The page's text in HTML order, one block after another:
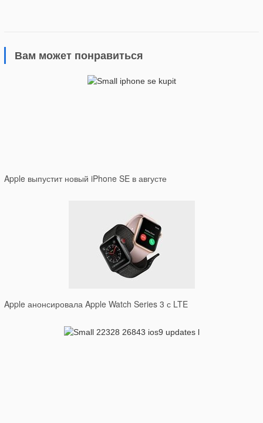
Вам может понравиться
Apple выпустит новый iPhone SE в августе
Apple анонсировала Apple Watch Series 3 с LTE